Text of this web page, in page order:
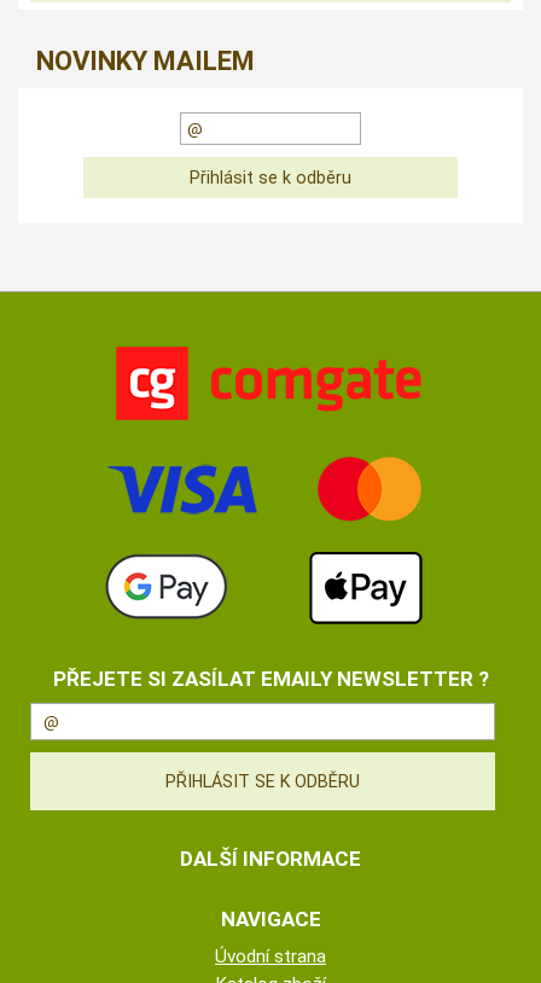
NOVINKY MAILEM
PŘEJETE SI ZASÍLAT EMAILY NEWSLETTER ?
DALŠÍ INFORMACE
NAVIGACE
Úvodní strana